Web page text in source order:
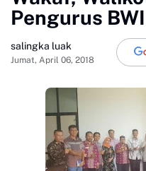
Pengurus
salingka luak
Jumat, April 06, 2018